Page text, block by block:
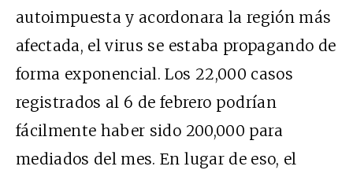
autoimpuesta y acordonara la región más
afectada, el virus se estaba propagando de
forma exponencial. Los 22,000 casos
registrados al 6 de febrero podrían
fácilmente haber sido 200,000 para
mediados del mes. En lugar de eso, el